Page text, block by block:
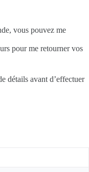
vous pouvez me
pour me retourner vos
détails avant d’effectuer